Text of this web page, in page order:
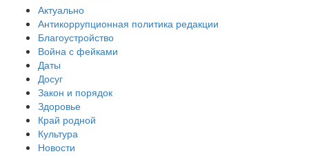
Актуально
Антикоррупционная политика редакции
Благоустройство
Война с фейками
Даты
Досуг
Закон и порядок
Здоровье
Край родной
Культура
Новости